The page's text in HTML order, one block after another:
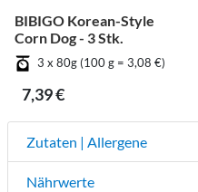
BIBIGO Korean-Style
Corn Dog - 3 Stk.
3 x 80g (100 g = 3,08 €)
7,39 €
Zutaten | Allergene
Nährwerte